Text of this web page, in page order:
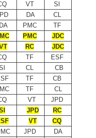
VT
SI
DA
CL
DA PMC
TF
PMC
JDC
RC
JDC
TF
ESF
CL
CB
TF
CB
TF
CL
VT
JPD
JPD
RC
VT
CQ
JPD
DA